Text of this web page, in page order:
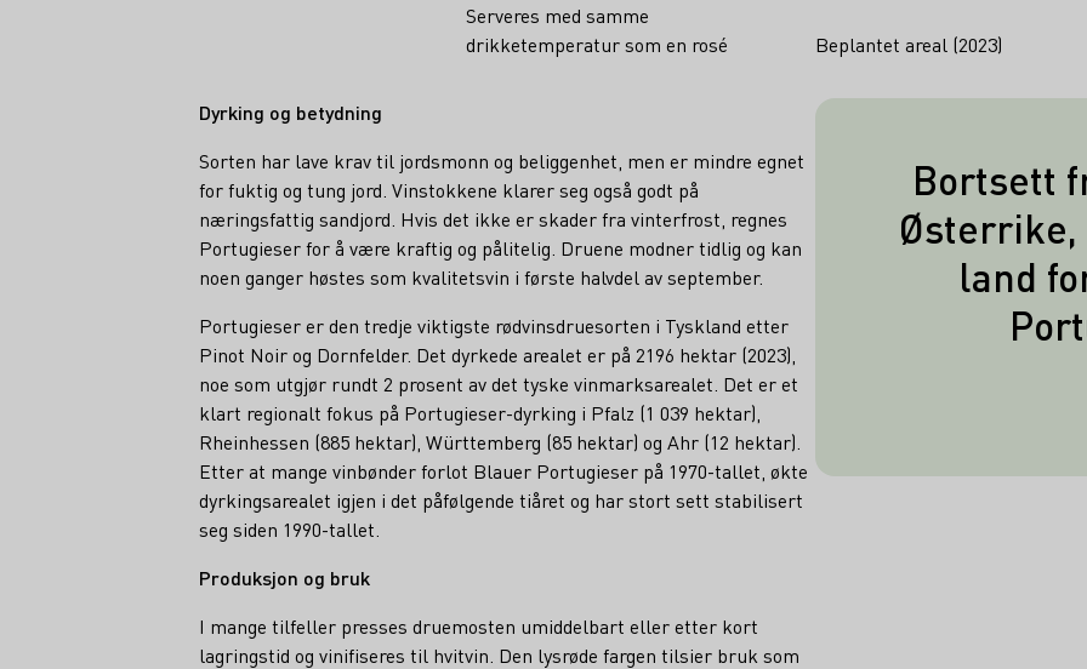
Serveres med samme
drikketemperatur som en rosé
Beplantet areal (2023)
Dyrking og betydning
Sorten har lave krav til jordsmonn og beliggenhet, men er mindre egnet
for fuktig og tung jord. Vinstokkene klarer seg også godt på
næringsfattig sandjord. Hvis det ikke er skader fra vinterfrost, regnes
Portugieser for å være kraftig og pålitelig. Druene modner tidlig og kan
noen ganger høstes som kvalitetsvin i første halvdel av september.
Portugieser er den tredje viktigste rødvinsdruesorten i Tyskland etter
Pinot Noir og Dornfelder. Det dyrkede arealet er på 2196 hektar (2023),
noe som utgjør rundt 2 prosent av det tyske vinmarksarealet. Det er et
klart regionalt fokus på Portugieser-dyrking i Pfalz (1 039 hektar),
Rheinhessen (885 hektar), Württemberg (85 hektar) og Ahr (12 hektar).
Etter at mange vinbønder forlot Blauer Portugieser på 1970-tallet, økte
dyrkingsarealet igjen i det påfølgende tiåret og har stort sett stabilisert
seg siden 1990-tallet.
Produksjon og bruk
I mange tilfeller presses druemosten umiddelbart eller etter kort
lagringstid og vinifiseres til hvitvin. Den lysrøde fargen tilsier bruk som
Bortsett
Østerrike,
land
Et tredje
Portugieser
bare litt
med